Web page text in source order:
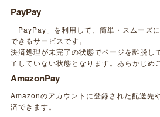
PayPay
「PayPay」を利用して、簡単・スムーズ
できるサービスです。
決済処理が未完了の状態でページを離脱し
了していない状態となります。あらかじめ
AmazonPay
Amazonのアカウントに登録された配送先
済できます。